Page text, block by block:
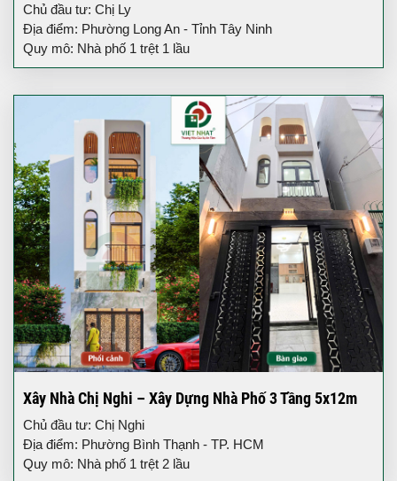
Chủ đầu tư: Chị Ly
Địa điểm: Phường Long An - Tỉnh Tây Ninh
Quy mô: Nhà phố 1 trệt 1 lầu
Xây Nhà Chị Nghi – Xây Dựng Nhà Phố 3 Tầng 5x12m
Chủ đầu tư: Chị Nghi
Địa điểm: Phường Bình Thạnh - TP. HCM
Quy mô: Nhà phố 1 trệt 2 lầu